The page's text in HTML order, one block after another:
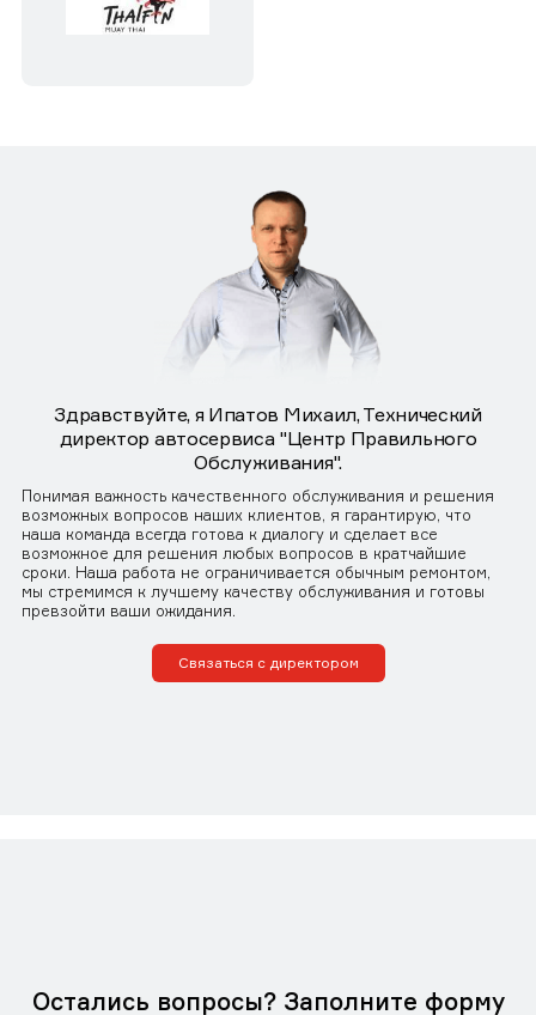
Здравствуйте, я Ипатов Михаил, Технический
директор автосервиса "Центр Правильного
Обслуживания".
Понимая важность качественного обслуживания и решения
возможных вопросов наших клиентов, я гарантирую, что
наша команда всегда готова к диалогу и сделает все
возможное для решения любых вопросов в кратчайшие
сроки. Наша работа не ограничивается обычным ремонтом,
мы стремимся к лучшему качеству обслуживания и готовы
превзойти ваши ожидания.
Связаться с директором
Остались вопросы? Заполните форму